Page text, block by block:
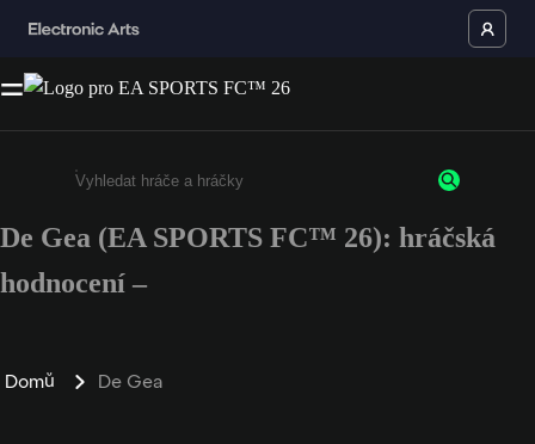
Enter a minimum of 3 characters or numbers
De Gea (EA SPORTS FC™ 26): hráčská
hodnocení –
Domů De Gea